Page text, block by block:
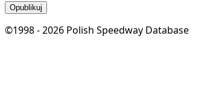
Opublikuj
©1998 - 2026 Polish Speedway Database